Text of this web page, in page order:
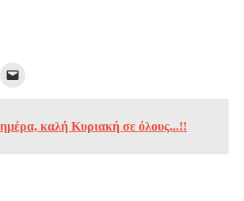
καλή Κυριακή σε όλους...!!